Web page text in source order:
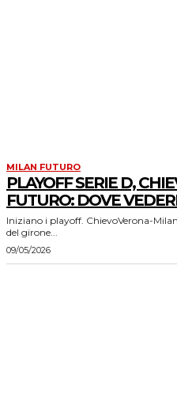
MILAN FUTURO
PLAYOFF SERIE D,
FUTURO: DOVE
Iniziano i playoff. ChievoVerona-
del girone...
09/05/2026